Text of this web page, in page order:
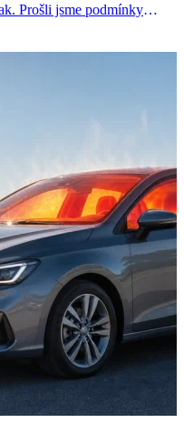
Prošli jsme podmínky